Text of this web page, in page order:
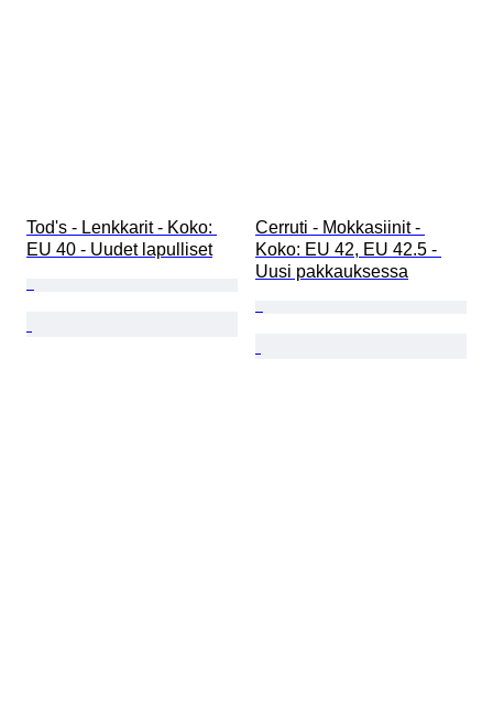
Tod's - Lenkkarit - Koko:
EU 40 - Uudet lapulliset
Cerruti - Mokkasiinit -
Koko: EU 42, EU 42.5 -
Uusi pakkauksessa